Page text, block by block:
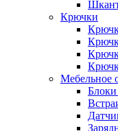
Крючки
Мебельное